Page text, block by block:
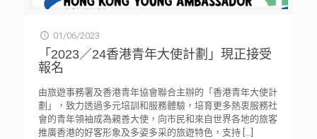
01/06/2023
「2023／24香港青年大使計劃」現正接受
報名
由旅遊事務署及香港青年協會聯合主辦的「香港青年大使計
劃」，致力透過多元培訓和服務體驗，培育更多熱衷服務社
會的青年領袖成為親善大使，向市民和來自世界各地的旅客
推廣香港的好客形象及多姿多采的旅遊特色，支持[…]